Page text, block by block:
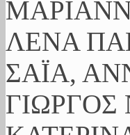
ΛΕΝΑ
ΣΑΪΑ,